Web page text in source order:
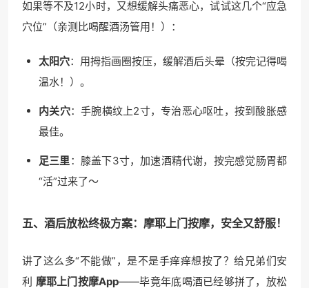
如果等不及12小时，又想缓解头痛恶心，试试这几个“应急
穴位”（亲测比喝醒酒汤管用！）：
太阳穴：用拇指画圈按压，缓解酒后头晕（按完记得喝
温水！）。
内关穴：手腕横纹上2寸，专治恶心呕吐，按到酸胀感
最佳。
足三里 ：膝盖下3寸，加速酒精代谢，按完感觉肠胃都
“活”过来了～
五、酒后放松终极方案： 摩耶上门按摩，安全又舒服！
讲了这么多“不能做”，是不是手痒痒想按了？给兄弟们安
利 摩耶上门按摩App——毕竟年底喝酒已经够拼了，放松